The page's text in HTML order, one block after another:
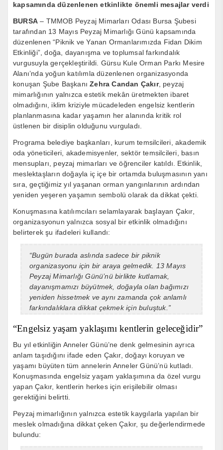
kapsamında düzenlenen etkinlikte önemli mesajlar verdi
BURSA – TMMOB Peyzaj Mimarları Odası Bursa Şubesi
tarafından 13 Mayıs Peyzaj Mimarlığı Günü kapsamında
düzenlenen “Piknik ve Yanan Ormanlarımızda Fidan Dikim
Etkinliği”, doğa, dayanışma ve toplumsal farkındalık
vurgusuyla gerçekleştirildi. Gürsu Kule Orman Parkı Mesire
Alanı’nda yoğun katılımla düzenlenen organizasyonda
konuşan Şube BaşkanıZehra Candan Çakır, peyzaj
mimarlığının yalnızca estetik mekân üretmekten ibaret
olmadığını, iklim kriziyle mücadeleden engelsiz kentlerin
planlanmasına kadar yaşamın her alanında kritik rol
üstlenen bir disiplin olduğunu vurguladı.
Programa belediye başkanları, kurum temsilcileri, akademik
oda yöneticileri, akademisyenler, sektör temsilcileri, basın
mensupları, peyzaj mimarları ve öğrenciler katıldı. Etkinlik,
meslektaşların doğayla iç içe bir ortamda buluşmasının yanı
sıra, geçtiğimiz yıl yaşanan orman yangınlarının ardından
yeniden yeşeren yaşamın sembolü olarak da dikkat çekti.
Konuşmasına katılımcıları selamlayarak başlayan Çakır,
organizasyonun yalnızca sosyal bir etkinlik olmadığını
belirterek şu ifadeleri kullandı:
“Bugün burada aslında sadece bir piknik
organizasyonu için bir araya gelmedik. 13 Mayıs
Peyzaj Mimarlığı Günü’nü birlikte kutlamak,
dayanışmamızı büyütmek, doğayla olan bağımızı
yeniden hissetmek ve aynı zamanda çok anlamlı
farkındalıklara dikkat çekmek için buluştuk.”
“Engelsiz yaşam yaklaşımı kentlerin geleceğidir”
Bu yıl etkinliğin Anneler Günü’ne denk gelmesinin ayrıca
anlam taşıdığını ifade eden Çakır, doğayı koruyan ve
yaşamı büyüten tüm annelerin Anneler Günü’nü kutladı.
Konuşmasında engelsiz yaşam yaklaşımına da özel vurgu
yapan Çakır, kentlerin herkes için erişilebilir olması
gerektiğini belirtti.
Peyzaj mimarlığının yalnızca estetik kaygılarla yapılan bir
meslek olmadığına dikkat çeken Çakır, şu değerlendirmede
bulundu: